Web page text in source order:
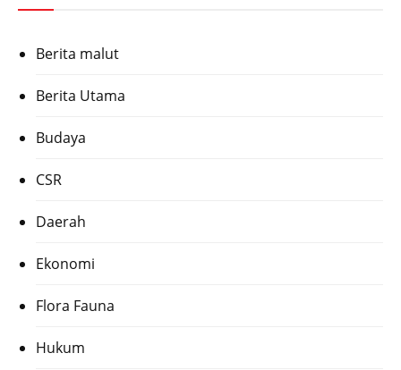
Berita malut
Berita Utama
Budaya
CSR
Daerah
Ekonomi
Flora Fauna
Hukum